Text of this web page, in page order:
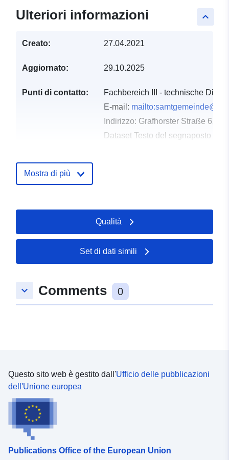
keyboard_arrow_up
Ulteriori informazioni
Creato: 27.04.2021
Aggiornato: 29.10.2025
Punti di contatto:
Fachbereich III - technische
E-mail:
Indirizzo: Grafhorster Straße 6,
Dataset Testo del segnaposto
Registro del
catalogo:
Spaziale: Coordinate: [ [ 10.9901423,
52.3858302 ], [ 10.9929388,
52.3858302 ], [ 10.9929388,
52.3847972 ], [ 10.9901423,
uriRef:
http://data.europa.eu/88u/dataset/
Mostra di più
Qualità
Set di dati simili
keyboard_arrow_down Comments 0
Questo sito web è gestito dall'Ufficio delle pubblicazioni
dell'Unione europea
Publications Office of the European Union